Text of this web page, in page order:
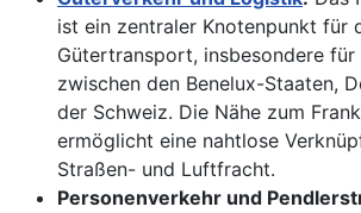
ist ein zentraler Knotenpunkt für
Gütertransport, insbesondere für
zwischen den Benelux-Staaten,
der Schweiz. Die Nähe zum
ermöglicht eine nahtlose
Straßen- und Luftfracht.
Personenverkehr und